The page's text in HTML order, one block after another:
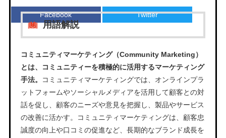
Facebook Twitter
用語解説
コミュニティマーケティング（Community Marketing）
とは、コミュニティーを積極的に活用するマーケティング
手法。
コミュニティマーケティングでは、オンラインプラ
ットフォームやソーシャルメディアを活用して顧客との対
話を促し、顧客のニーズや意見を把握し、製品やサービス
の改善に活かす。コミュニティマーケティングは、顧客忠
誠度の向上や口コミの促進など、長期的なブランド成長を